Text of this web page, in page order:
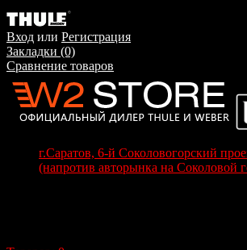
Вход или Регистрация
Закладки (0)
Сравнение товаров
г.Саратов, 6-й Соколовогорский
(напротив авторынка на Соколовой